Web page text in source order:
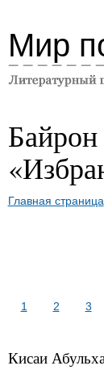
Мир
Главная страница
1 2 3
Кисаи